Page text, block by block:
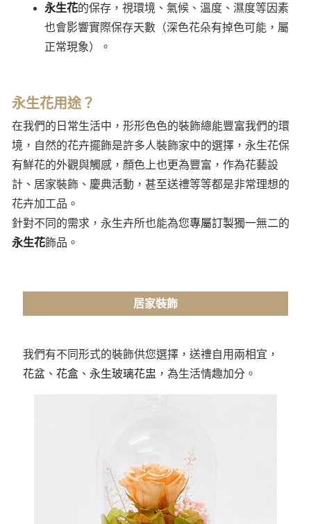
永生花的保存，視環境、氣候、溫度、濕度等因素
也會影響實際保存天數（深色花朵有掉色可能，屬
正常現象）。
永生花用途？
在我們的日常生活中，形形色色的裝飾總能豐富我們的環
境，自然的花卉擺飾是許多人裝飾家中的選擇，永生花保
有鮮花的外觀與觸感，顏色上也更為豐富，作為花藝設
計、居家裝飾、慶典活動，甚至送禮等等都是非常理想的
花卉加工品。
針對不同的需求，永生卉所也能為您專屬訂製獨一無二的
永生花飾品。
居家裝飾
我們有不同形式的裝飾供您選擇，送禮自用兩相宜，
花盆 、 花盒 、 永生玻璃花盅 ，為生活情趣加分。